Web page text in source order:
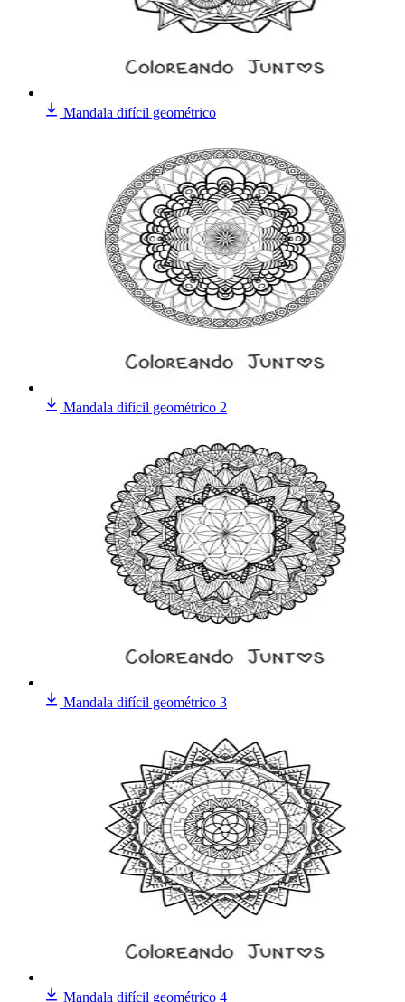
Mandala difícil geométrico
Mandala difícil geométrico 2
Mandala difícil geométrico 3
Mandala difícil geométrico 4